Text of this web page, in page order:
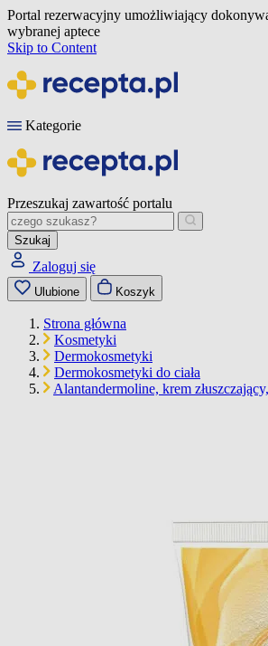
Portal rezerwacyjny umożliwiający
wybranej aptece
Skip to Content
Kategorie
Przeszukaj zawartość portalu
Szukaj
Zaloguj się
Ulubione Koszyk
Strona główna
Kosmetyki
Dermokosmetyki
Dermokosmetyki do ciała
Alantandermoline, krem